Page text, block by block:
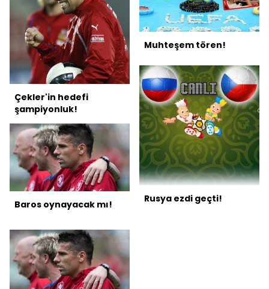
Çekler'in hedefi
şampiyonluk!
Baros oynayacak mı!
Muhteşem tören!
Rusya ezdi geçti!